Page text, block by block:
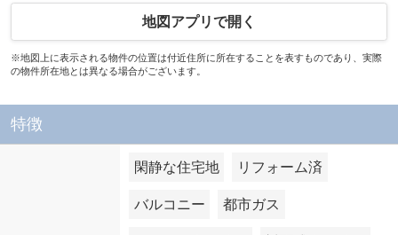
地図アプリで開く
※地図上に表示される物件の位置は付近住所に所在することを表すものであり、実際
の物件所在地とは異なる場合がございます。
特徴
閑静な住宅地 リフォーム済
バルコニー 都市ガス